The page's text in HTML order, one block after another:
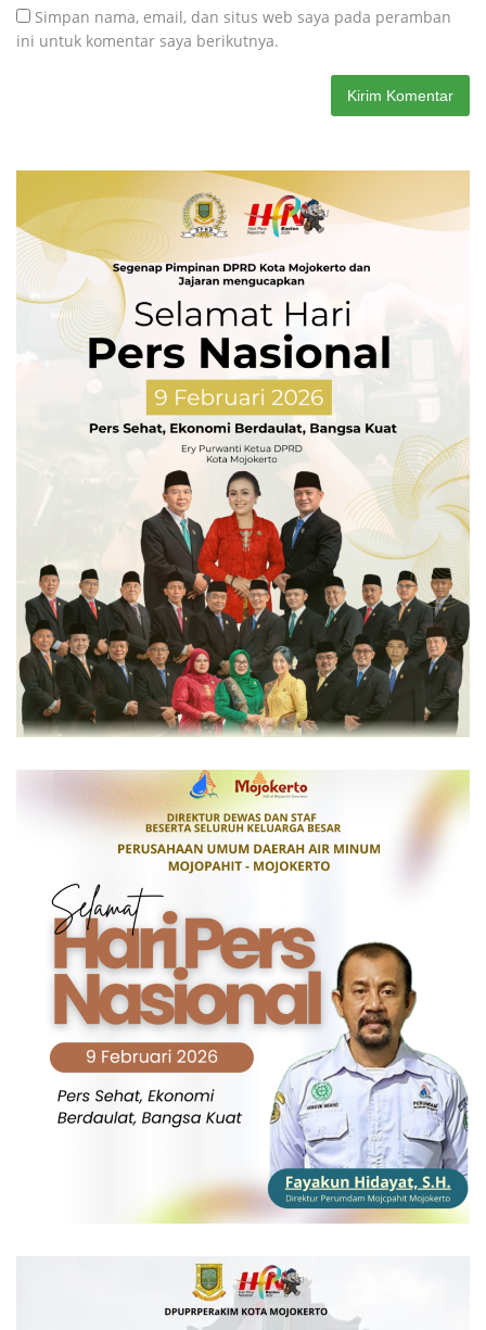
Simpan nama, email, dan situs web saya pada peramban
ini untuk komentar saya berikutnya.